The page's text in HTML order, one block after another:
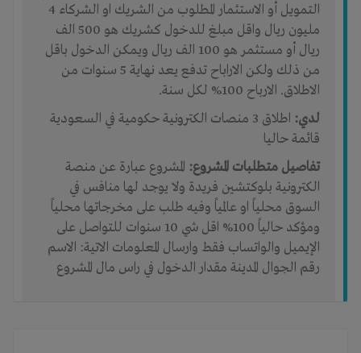
التمويل أو الاستثمار المطلوب من الشريك او الشركاء 4
مليون ريال واقل مبلغ للدخول كشريك هو 500 الف
ريال أو مستثمر هو 100 الف ريال ويمكن الدخول باقل
من ذلك ولكن الاراباح تدفع يعد نهاية 5 سنوات من
الاطلاق. الارباح 100% لكل سنة.
لدي:
اطلاق 3 منصات الكترونية حكومية في السعودية
قائمة حاليا
تفاصيل متطلبات المشروع: المشروع عبارة عن منصة
الكترونية بلوكتشين فريدة ولا يوجد لها منافس في
السوق محلياً او عالمياً وفيه طلب على مخرجاتها محلياً
ومؤكد حالياً 100% اقل شي 10 سنوات للتواصل على
الإيميل والواتساب فقط وارسال المعلومات الاتية: الاسم
رقم الجوال المدينة مقدار الدخول في راس مال المشروع